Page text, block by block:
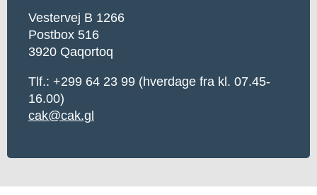
Vestervej B 1266
Postbox 516
3920 Qaqortoq
Tlf.: +299 64 23 99 (hverdage fra kl. 07.45-
16.00)
cak@cak.gl